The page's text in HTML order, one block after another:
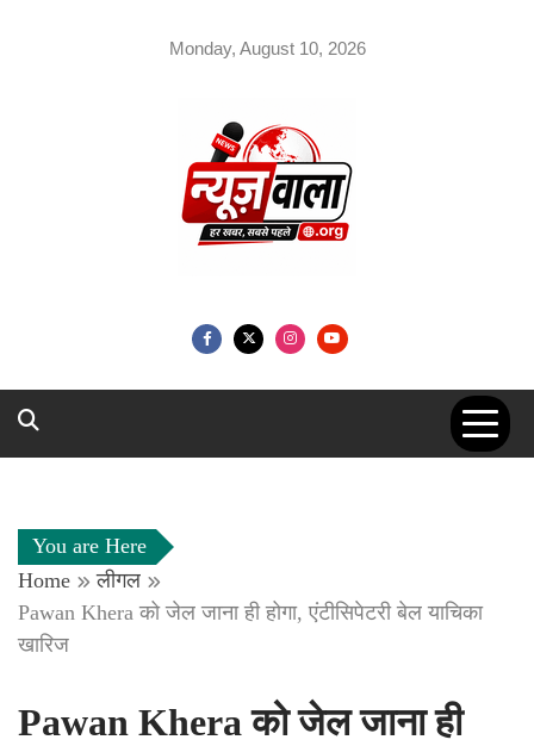
Monday, August 10, 2026
You are Here
Home
लीगल
Pawan Khera को जेल जाना ही होगा, एंटीसिपेटरी बेल याचिका
खारिज
Pawan Khera को जेल जाना ही